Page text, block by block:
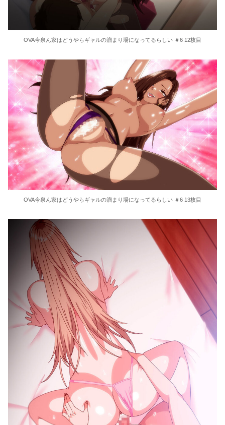
OVA今泉ん家はどうやらギャルの溜まり場になってるらしい ＃6 12枚目
OVA今泉ん家はどうやらギャルの溜まり場になってるらしい ＃6 13枚目